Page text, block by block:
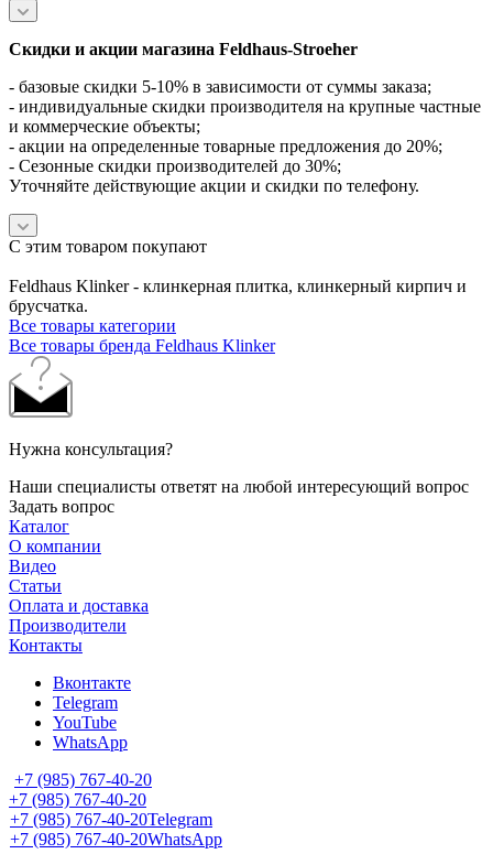
Скидки и акции магазина Feldhaus-Stroeher
- базовые скидки 5-10% в зависимости от суммы заказа;
- индивидуальные скидки производителя на крупные частные
и коммерческие объекты;
- акции на определенные товарные предложения до 20%;
- Сезонные скидки производителей до 30%;
Уточняйте действующие акции и скидки по телефону.
С этим товаром покупают
Feldhaus Klinker - клинкерная плитка, клинкерный кирпич и
брусчатка.
Все товары категории
Все товары бренда Feldhaus Klinker
Нужна консультация?
Наши специалисты ответят на любой интересующий вопрос
Задать вопрос
Каталог
О компании
Видео
Статьи
Оплата и доставка
Производители
Контакты
Вконтакте
Telegram
YouTube
WhatsApp
+7 (985) 767-40-20
+7 (985) 767-40-20
+7 (985) 767-40-20Telegram
+7 (985) 767-40-20WhatsApp